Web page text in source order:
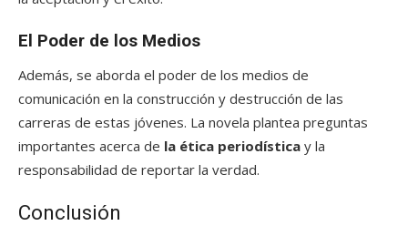
El Poder de los Medios
Además, se aborda el poder de los medios de
comunicación en la construcción y destrucción de las
carreras de estas jóvenes. La novela plantea preguntas
importantes acerca de la ética periodística y la
responsabilidad de reportar la verdad.
Conclusión